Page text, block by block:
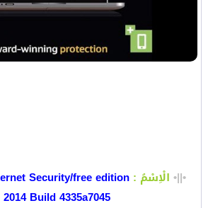
•||• الْاِسْمُ :Security/free edition
2014 Build 4335a7045